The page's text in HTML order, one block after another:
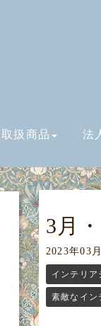
取扱商品 法
3月
2023年03
インテリア
素敵なイン